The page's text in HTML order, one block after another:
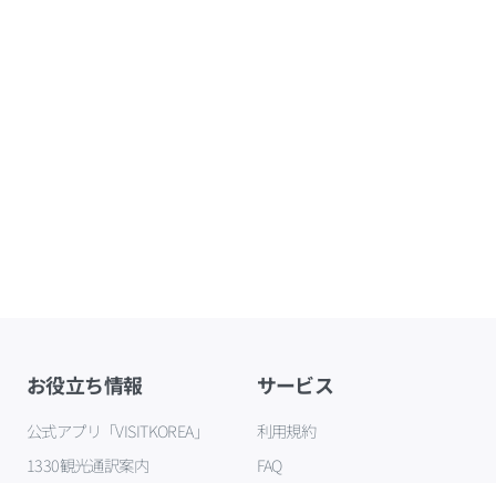
お役立ち情報
公式アプリ「VISITKOREA」
1330観光通訳案内
サービス
利用規約
FAQ